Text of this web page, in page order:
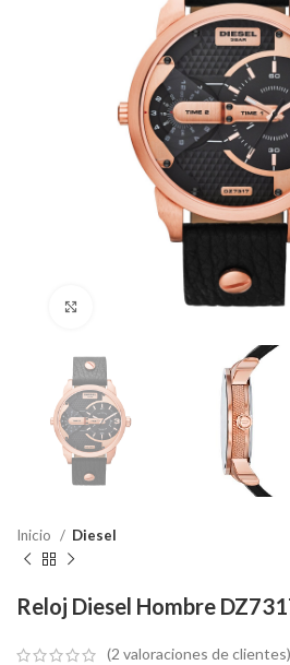
Haga Click para agrandar
Inicio Diesel
Reloj Diesel Hombre
(2 valoraciones de clientes)